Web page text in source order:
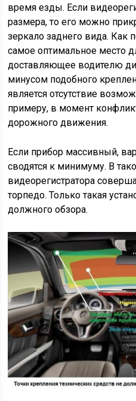
время езды. Если
размера, то его можно
зеркало заднего вида. Как
самое оптимальное место
доставляющее водителю
минусом подобного
является отсутствие
примеру, в момент
дорожного движения.
Если прибор массивный,
сводятся к минимуму. В
видеорегистратора
торпедо. Только такая
должного обзора.